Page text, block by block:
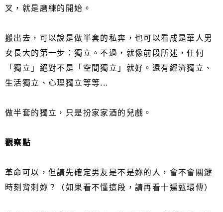
叉，就是磨練的開始。
搬出去，可以說是做半套的私奔，也可以看成是華人男
女長大的第一步：獨立。不過，就像前段所述，任何
「獨立」絕對不是「空間獨立」就好。還有經濟獨立、
生活獨立、心理獨立等等...
做半套的獨立，只是扮家家酒的兒戲。
觀察點
革命可以，但請先確定男友是不是妳的人，會不會關鍵
時刻背刺妳？（如果看不懂這段，請再看十遍甄環傳）